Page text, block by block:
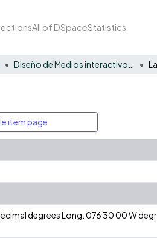
All of DSpaceStatistics
item page
degrees Long: 076 30 00 W